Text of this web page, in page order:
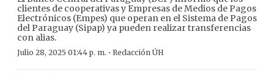
clientes de cooperativas y Empresas de Medios de Pagos
Electrónicos (Empes) que operan en el Sistema de Pagos
del Paraguay (Sipap) ya pueden realizar transferencias
con alias.
Julio 28, 2025 01:44 p. m. · Redacción ÚH